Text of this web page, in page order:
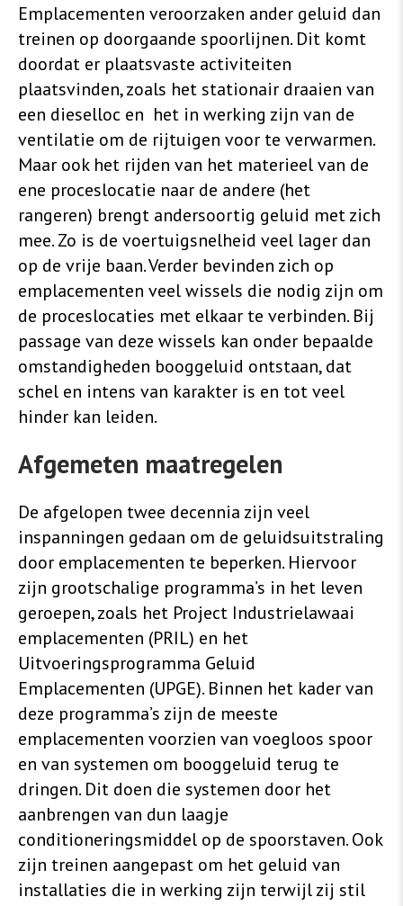
Emplacementen veroorzaken ander geluid dan
treinen op doorgaande spoorlijnen. Dit komt
doordat er plaatsvaste activiteiten
plaatsvinden, zoals het stationair draaien van
een dieselloc en het in werking zijn van de
ventilatie om de rijtuigen voor te verwarmen.
Maar ook het rijden van het materieel van de
ene proceslocatie naar de andere (het
rangeren) brengt andersoortig geluid met zich
mee. Zo is de voertuigsnelheid veel lager dan
op de vrije baan. Verder bevinden zich op
emplacementen veel wissels die nodig zijn om
de proceslocaties met elkaar te verbinden. Bij
passage van deze wissels kan onder bepaalde
omstandigheden booggeluid ontstaan, dat
schel en intens van karakter is en tot veel
hinder kan leiden.
Afgemeten maatregelen
De afgelopen twee decennia zijn veel
inspanningen gedaan om de geluidsuitstraling
door emplacementen te beperken. Hiervoor
zijn grootschalige programma’s in het leven
geroepen, zoals het Project Industrielawaai
emplacementen (PRIL) en het
Uitvoeringsprogramma Geluid
Emplacementen (UPGE). Binnen het kader van
deze programma’s zijn de meeste
emplacementen voorzien van voegloos spoor
en van systemen om booggeluid terug te
dringen. Dit doen die systemen door het
aanbrengen van dun laagje
conditioneringsmiddel op de spoorstaven. Ook
zijn treinen aangepast om het geluid van
installaties die in werking zijn terwijl zij stil